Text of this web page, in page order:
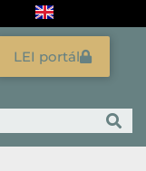
LEI portál